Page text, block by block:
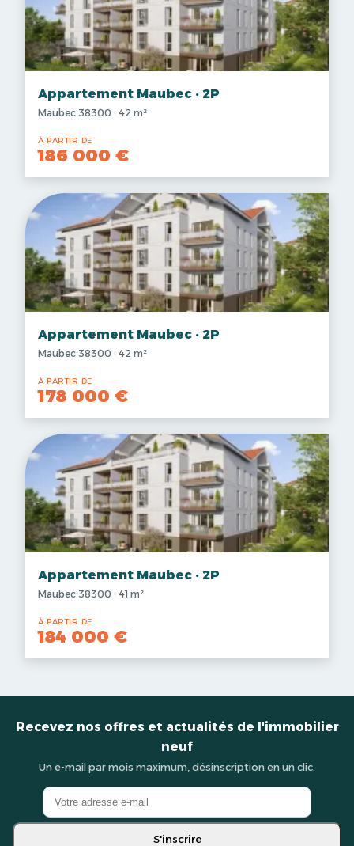
Appartement Maubec · 2P
Maubec 38300 · 42 m²
À PARTIR DE
186 000 €
Appartement Maubec · 2P
Maubec 38300 · 42 m²
À PARTIR DE
178 000 €
Appartement Maubec · 2P
Maubec 38300 · 41 m²
À PARTIR DE
184 000 €
Recevez nos offres et actualités de l'immobilier
neuf
Un e-mail par mois maximum, désinscription en un clic.
S'inscrire